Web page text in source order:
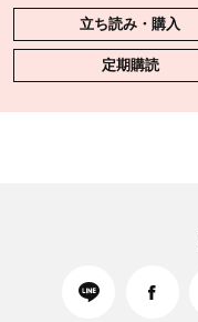
立ち読み・購入
定期購読